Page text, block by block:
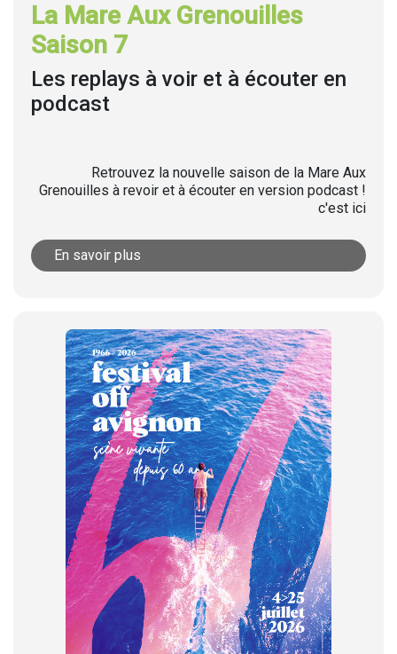
La Mare Aux Grenouilles
Saison 7
Les replays à voir et à écouter en
podcast
Retrouvez la nouvelle saison de la Mare Aux
Grenouilles à revoir et à écouter en version podcast !
c'est ici
En savoir plus